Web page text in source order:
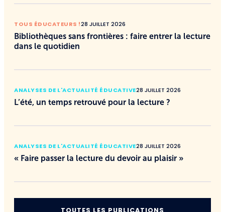
TOUS ÉDUCATEURS !28 JUILLET 2026
Bibliothèques sans frontières : faire entrer la lecture
dans le quotidien
ANALYSES DE L'ACTUALITÉ ÉDUCATIVE28 JUILLET 2026
L’été, un temps retrouvé pour la lecture ?
ANALYSES DE L'ACTUALITÉ ÉDUCATIVE28 JUILLET 2026
« Faire passer la lecture du devoir au plaisir »
TOUTES LES PUBLICATIONS